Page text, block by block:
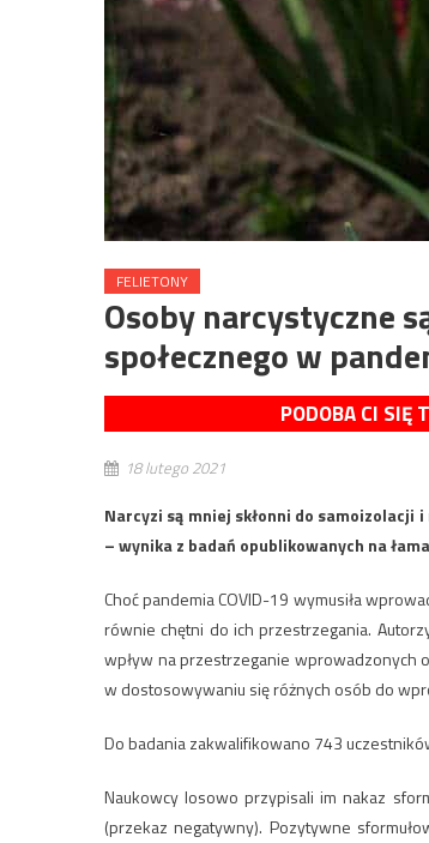
FELIETONY
Osoby narcystyczne
społecznego w
PODOBA CI SIĘ
18 lutego 2021
Narcyzi są mniej skłonni do samoizolacji
– wynika z badań opublikowanych na
Choć pandemia COVID-19 wymusiła
równie chętni do ich przestrzegania.
wpływ na przestrzeganie wprowadzonych
w dostosowywaniu się różnych osób do
Do badania zakwalifikowano 743
Naukowcy losowo przypisali im nakaz
(przekaz negatywny). Pozytywne